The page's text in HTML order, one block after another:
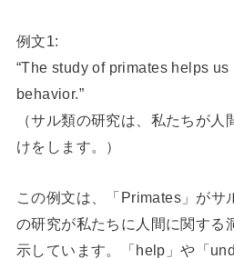
例文1:
“The study of primates helps
behavior.”
（サル類の研究は、私たちが
けをします。）
この例文は、「Primates」がサ
の研究が私たちに人間に関する
示しています。「help」や「